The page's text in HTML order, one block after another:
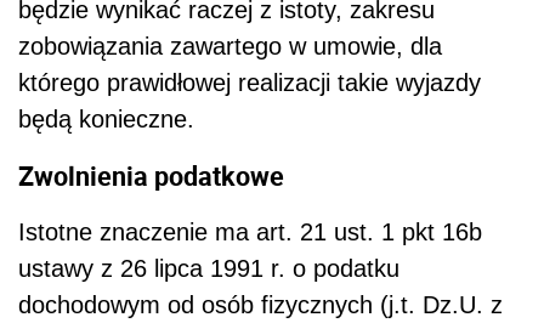
będzie wynikać raczej z istoty, zakresu
zobowiązania zawartego w umowie, dla
którego prawidłowej realizacji takie wyjazdy
będą konieczne.
Zwolnienia podatkowe
Istotne znaczenie ma art. 21 ust. 1 pkt 16b
ustawy z 26 lipca 1991 r. o podatku
dochodowym od osób fizycznych (j.t. Dz.U. z